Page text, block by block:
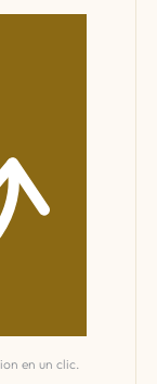
en un clic.